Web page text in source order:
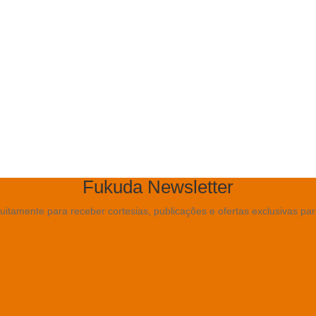
Fukuda Newsletter
para receber cortesias, publicações e ofertas exclusivas